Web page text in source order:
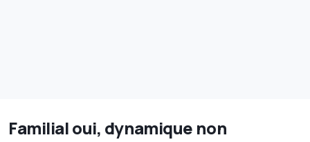
Familial oui, dynamique non